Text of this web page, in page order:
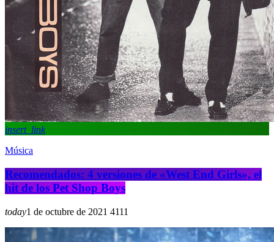
insert_link
Música
Recomendados: 4 versiones de «West End Girls», el
hit de los Pet Shop Boys
today1 de octubre de 2021 4111